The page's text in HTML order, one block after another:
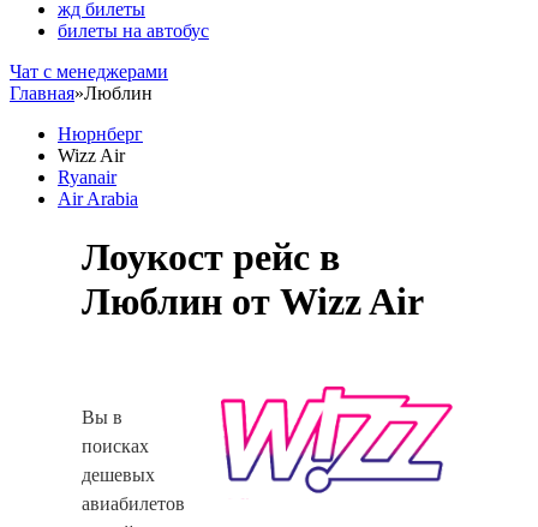
жд билеты
билеты на автобус
Чат c менеджерами
Главная»Люблин
Нюрнберг
Wizz Air
Ryanair
Air Arabia
Лоукост рейс в
Люблин от Wizz Air
Вы в
поисках
дешевых
авиабилетов